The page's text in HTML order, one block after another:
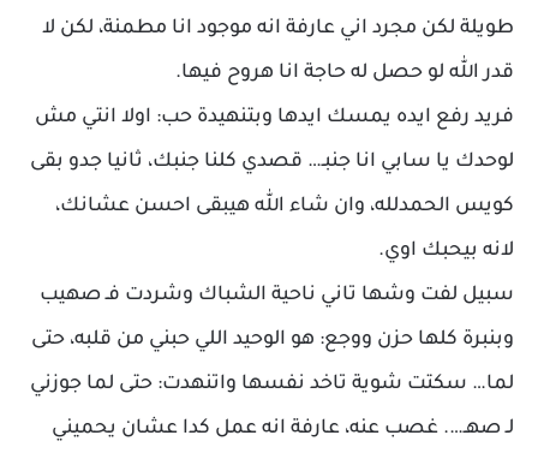
طويلة لكن مجرد اني عارفة انه موجود انا مطمنة، لكن لا
قدر الله لو حصل له حاجة انا هروح فيها.
فريد رفع ايده يمسك ايدها وبتنهيدة حب: اولا انتي مش
لوحدك يا سابي انا جنبـ… قصدي كلنا جنبك، ثانيا جدو بقى
كويس الحمدلله، وان شاء الله هيبقى احسن عشانك،
لانه بيحبك اوي.
سبيل لفت وشها تاني ناحية الشباك وشردت فـ صهيب
وبنبرة كلها حزن ووجع: هو الوحيد اللي حبني من قلبه، حتى
لما… سكتت شوية تاخد نفسها واتنهدت: حتى لما جوزني
لـ صهـ…. غصب عنه، عارفة انه عمل كدا عشان يحميني